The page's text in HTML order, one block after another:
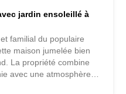
jardin ensoleillé à
familial du populaire
maison jumelée bien
La propriété combine
avec une atmosphère